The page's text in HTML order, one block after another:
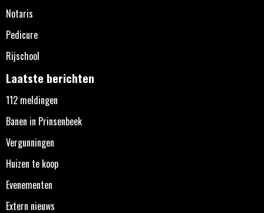
Notaris
Pedicure
Rijschool
Laatste berichten
112 meldingen
Banen in Prinsenbeek
Vergunningen
Huizen te koop
Evenementen
Extern nieuws